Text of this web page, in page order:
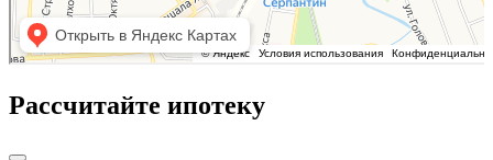
Рассчитайте ипотеку